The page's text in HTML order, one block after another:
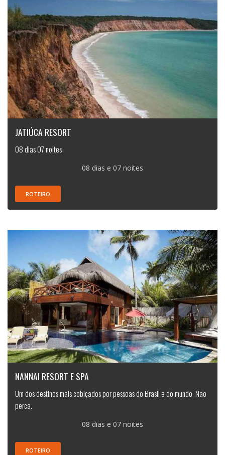
JATIÚCA RESORT
08 dias 07 noites
08 dias e 07 noites
ROTEIRO
NANNAI RESORT E SPA
Um dos destinos mais cobiçados por pessoas do Brasil e do mundo. Não
perca.
08 dias e 07 noites
ROTEIRO